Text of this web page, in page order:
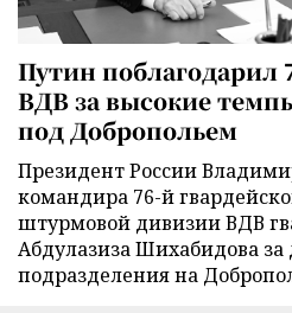
Путин
ВДВ за высокие
под Добропольем
Президент России
командира 76-й
штурмовой дивизии ВДВ
Абдулазиза Шихабидова за
подразделения на